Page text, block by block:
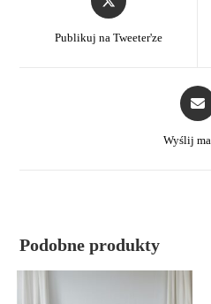
Publikuj na Tweeter'ze
Wyślij
Podobne produkty